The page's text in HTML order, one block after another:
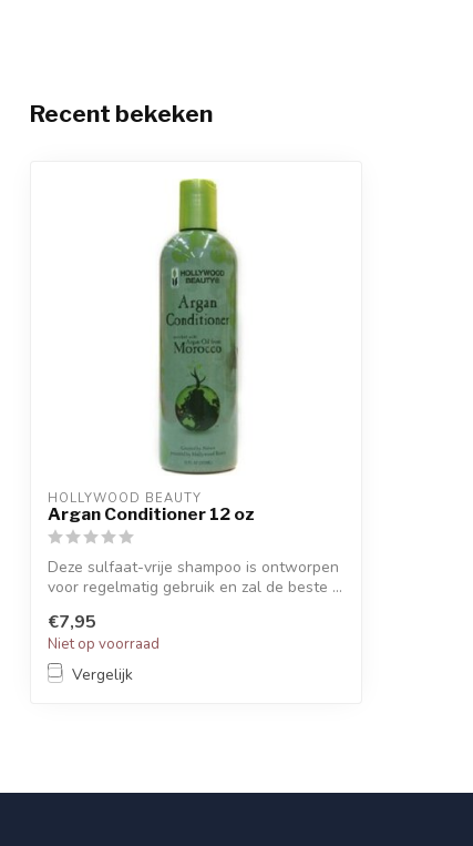
Recent bekeken
HOLLYWOOD BEAUTY
Argan Conditioner 12 oz
Deze sulfaat-vrije shampoo is ontworpen
voor regelmatig gebruik en zal de beste ...
€7,95
Niet op voorraad
Vergelijk